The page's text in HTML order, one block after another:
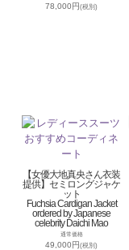
78,000円(税別)
【女優大地真央さん衣装
提供】セミロングジャケ
ット
Fuchsia Cardigan Jacket
ordered by Japanese
celebrity Daichi Mao
通常価格
49,000円(税別)